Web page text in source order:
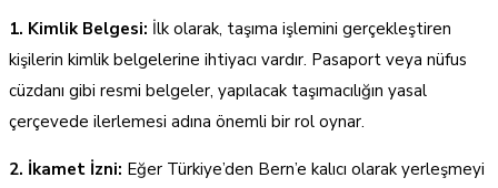
1. Kimlik Belgesi: İlk olarak, taşıma işlemini gerçekleştiren
kişilerin kimlik belgelerine ihtiyacı vardır. Pasaport veya nüfus
cüzdanı gibi resmi belgeler, yapılacak taşımacılığın yasal
çerçevede ilerlemesi adına önemli bir rol oynar.
2. İkamet İzni: Eğer Türkiye’den Bern’e kalıcı olarak yerleşmeyi